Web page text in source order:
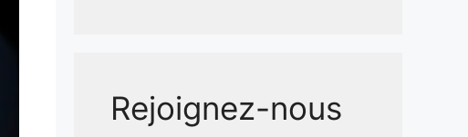
Rejoignez-nous